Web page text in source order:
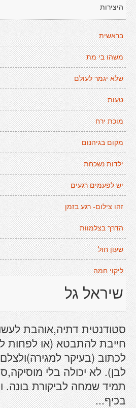
היצירות
בראשית
משהו בי מת
שלא יגמר לעולם
טעות
מוכת ירח
מקום בגיהנום
ילדות נשכחת
יש לפעמים רגעים
זהו צילום- רגע בזמן
הדרך בצלמוות
שעון חול
ליקוי חמה
שיראל גל
סטודנטית דתיה,אוהבת
חייבת להתבטא (או לפחות
לכתוב (בעיקר
לבן). לא יכולה בלי
תמיד שמחה לביקורת בונה.
בכיף...